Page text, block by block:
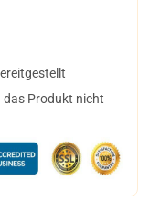
Produkt nicht